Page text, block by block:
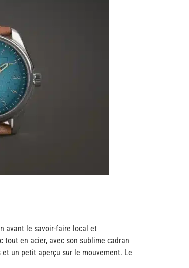
avant le savoir-faire local et
en acier, avec son sublime cadran
un petit aperçu sur le mouvement. Le